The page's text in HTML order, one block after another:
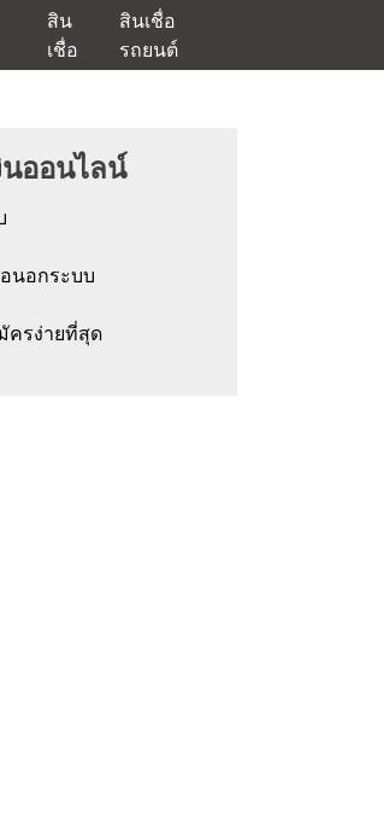
สิน
เชื่อ
สินเชื่อ
รถยนต์
นออนไลน์
นอกระบบ
ครง่ายที่สุด